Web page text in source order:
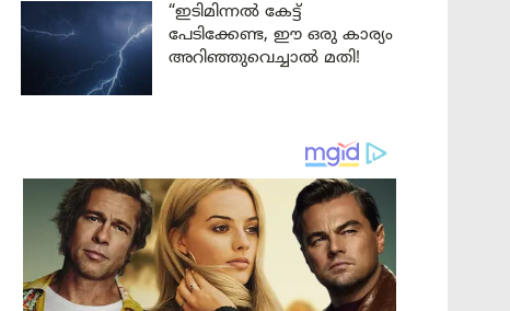
“ഇടിമിന്നൽ കേട്ട്
പേടിക്കേണ്ട, ഈ ഒരു കാര്യം
അറിഞ്ഞുവെച്ചാൽ മതി!